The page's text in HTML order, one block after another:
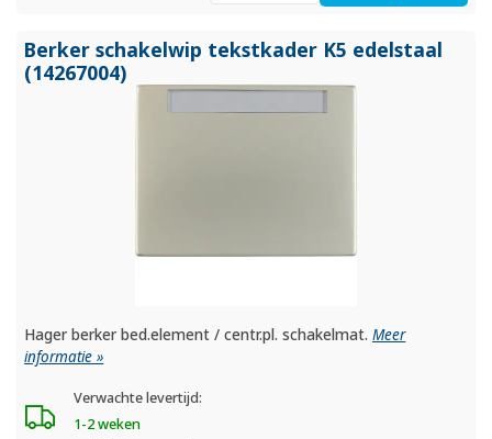
Berker schakelwip tekstkader K5 edelstaal
(14267004)
Hager berker bed.element / centr.pl. schakelmat.Meer
informatie »
Verwachte levertijd:
1-2 weken